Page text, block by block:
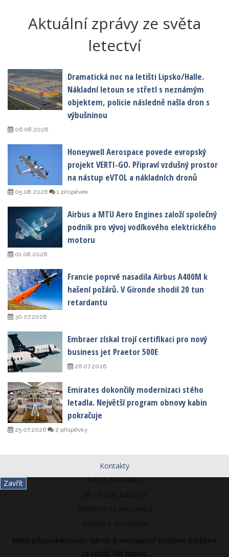
Zavřít
Aktuální zprávy ze světa
letectví
Dramatická noc na letišti Lipsko/Halle.
Nákladní letoun se střetl s neznámým
objektem, policie následně našla dron s
výbušninou
06.08.2026
Honeywell Aerospace povede evropský
projekt VERTI-GO. Připraví vzdušný prostor
na nástup eVTOL a nákladních dronů
05.08.2026 1 příspěvek
Airbus a MTU Aero Engines založí společný
podnik pro vývoj vodíkového elektrického
motoru
01.08.2026
Francie poprvé nasadila Airbus A400M k
hašení požárů. V Gironde shodil 20 tun
retardantu
30.07.2026
Embraer získal trojí certifikaci pro nový
business jet Praetor 500E
26.07.2026
Emirates dokončily modernizaci stého
letadla. Největší program obnovy kabin
pokračuje
25.07.2026 2 příspěvky
Kontakty
Autoři Aerowebu
Máte připomínku nebo námět k Aerowebu? Budeme potěšeni
za každý Váš nápad.